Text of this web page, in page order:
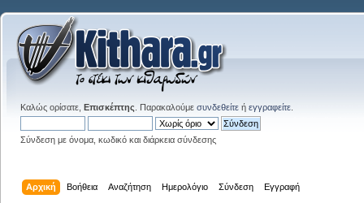
Καλώς ορίσατε, Επισκέπτης . Παρακαλούμε συνδεθείτε ή εγγραφείτε
Σύνδεση με όνομα, κωδικό και διάρκεια σύνδεσης
Αρχική Βοήθεια Αναζήτηση Ημερολόγιο Σύνδεση Εγγραφή